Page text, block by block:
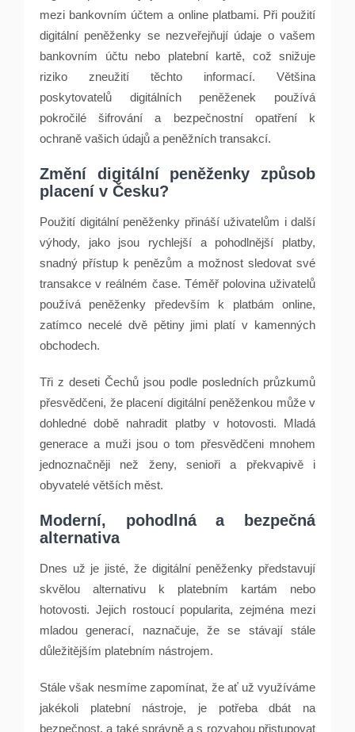
mezi bankovním účtem a online platbami. Při použití
digitální peněženky se nezveřejňují údaje o vašem
bankovním účtu nebo platební kartě, což snižuje
riziko zneužití těchto informací. Většina
poskytovatelů digitálních peněženek používá
pokročilé šifrování a bezpečnostní opatření k
ochraně vašich údajů a peněžních transakcí.
Změní digitální peněženky způsob
placení v Česku?
Použití digitální peněženky přináší uživatelům i další
výhody, jako jsou rychlejší a pohodlnější platby,
snadný přístup k penězům a možnost sledovat své
transakce v reálném čase. Téměř polovina uživatelů
používá peněženky především k platbám online,
zatímco necelé dvě pětiny jimi platí v kamenných
obchodech.
Tři z deseti Čechů jsou podle posledních průzkumů
přesvědčeni, že placení digitální peněženkou může v
dohledné době nahradit platby v hotovosti. Mladá
generace a muži jsou o tom přesvědčeni mnohem
jednoznačněji než ženy, senioři a překvapivě i
obyvatelé větších měst.
Moderní, pohodlná a bezpečná
alternativa
Dnes už je jisté, že digitální peněženky představují
skvělou alternativu k platebním kartám nebo
hotovosti. Jejich rostoucí popularita, zejména mezi
mladou generací, naznačuje, že se stávají stále
důležitějším platebním nástrojem.
Stále však nesmíme zapomínat, že ať už využíváme
jakékoli platební nástroje, je potřeba dbát na
bezpečnost, a také správně a s rozvahou přistupovat